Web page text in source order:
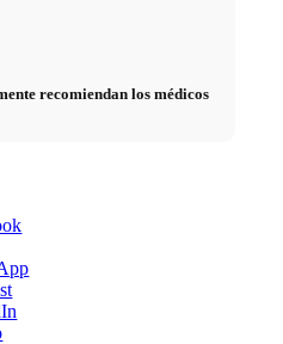
recomiendan los médicos